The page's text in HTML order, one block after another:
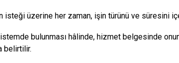
isteği üzerine her zaman, işin türünü ve süresini
istemde bulunması hâlinde, hizmet belgesinde
belirtilir.